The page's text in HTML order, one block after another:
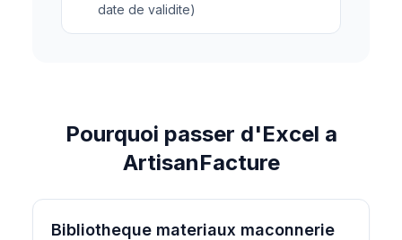
date de validite)
Pourquoi passer d'Excel a
ArtisanFacture
Bibliotheque materiaux maconnerie